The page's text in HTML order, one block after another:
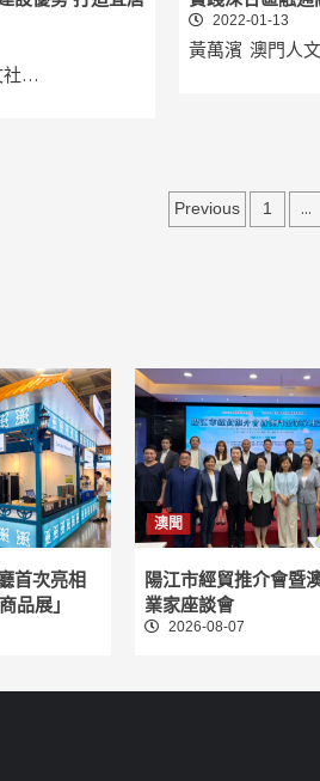
社…
2022-01-13
黃萬濱 澳門人
文
Previous 1 ...
首次亮相
品展」
澳聞
陽江市經貿推介會暨
業家座談會
2026-08-07